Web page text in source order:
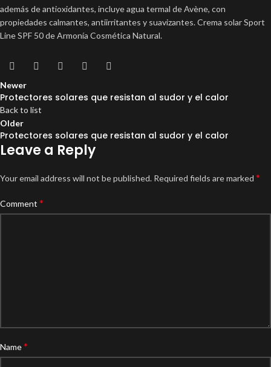
además de antioxidantes, incluye agua termal de Avène, con
propiedades calmantes, antiirritantes y suavizantes. Crema solar Sport
Line SPF 50 de Armonía Cosmética Natural.
Newer
Protectores solares que resistan al sudor y el calor
Back to list
Older
Protectores solares que resistan al sudor y el calor
Leave a Reply
Your email address will not be published. Required fields are marked *
Comment *
Name*